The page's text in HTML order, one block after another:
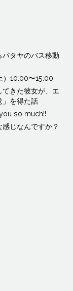
タヤのバス移動
）10:00〜15:00
きた彼女が、エ
」を得た話
so much!!
じなんですか？